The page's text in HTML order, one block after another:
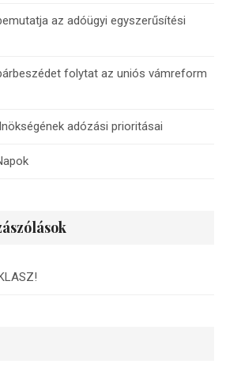
az adóügyi egyszerűsítési
folytat az uniós vámreform
adózási prioritásai